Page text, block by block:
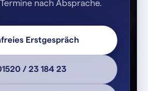
nach Absprache.
Erstgespräch
/ 23 184 23